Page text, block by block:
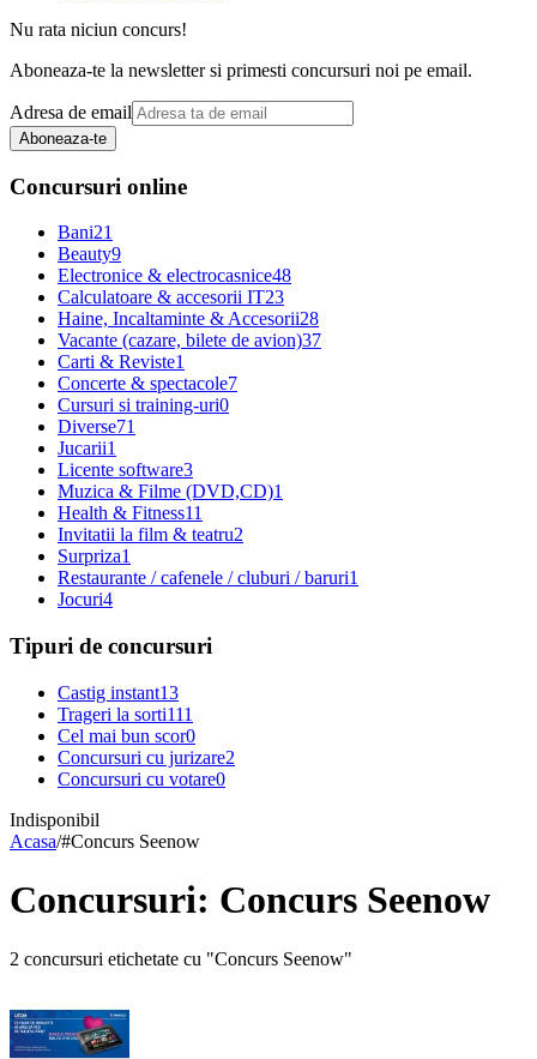
Nu rata niciun concurs!
Aboneaza-te la newsletter si primesti concursuri noi pe email.
Adresa de email
Aboneaza-te
Concursuri online
Bani21
Beauty9
Electronice & electrocasnice48
Calculatoare & accesorii IT23
Haine, Incaltaminte & Accesorii28
Vacante (cazare, bilete de avion)37
Carti & Reviste1
Concerte & spectacole7
Cursuri si training-uri0
Diverse71
Jucarii1
Licente software3
Muzica & Filme (DVD,CD)1
Health & Fitness11
Invitatii la film & teatru2
Surpriza1
Restaurante / cafenele / cluburi / baruri1
Jocuri4
Tipuri de concursuri
Castig instant13
Trageri la sorti111
Cel mai bun scor0
Concursuri cu jurizare2
Concursuri cu votare0
Indisponibil
Acasa/#Concurs Seenow
Concursuri: Concurs Seenow
2 concursuri etichetate cu "Concurs Seenow"